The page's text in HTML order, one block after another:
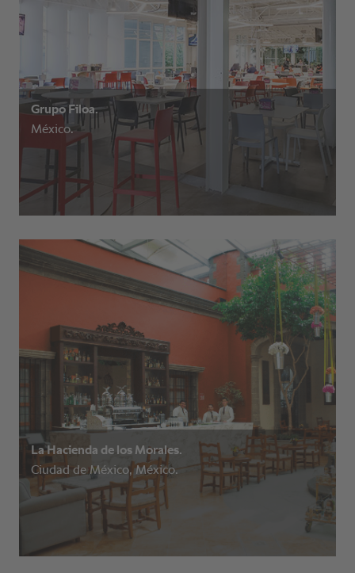
Grupo Filoa.
México.
La Hacienda de los Morales.
Ciudad de México, México.